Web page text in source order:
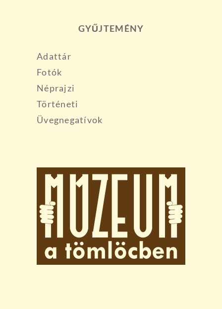
GYŰJTEMÉNY
Adattár
Fotók
Néprajzi
Történeti
Üvegnegatívok